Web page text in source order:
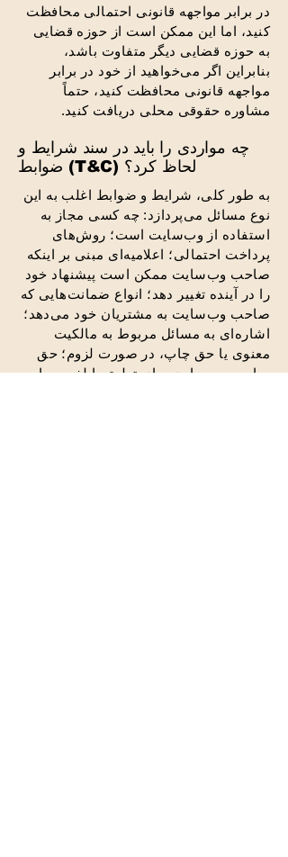
در برابر مواجهه قانونی احتمالی محافظت
کنید، اما این ممکن است از حوزه قضایی
به حوزه قضایی دیگر متفاوت باشد،
بنابراین اگر می‌خواهید از خود در برابر
مواجهه قانونی محافظت کنید، حتماً
مشاوره حقوقی محلی دریافت کنید.
چه مواردی را باید در سند شرایط و
ضوابط (T&C) لحاظ کرد؟
به طور کلی، شرایط و ضوابط اغلب به این
نوع مسائل می‌پردازد: چه کسی مجاز به
استفاده از وب‌سایت است؛ روش‌های
پرداخت احتمالی؛ اعلامیه‌ای مبنی بر اینکه
صاحب وب‌سایت ممکن است پیشنهاد خود
را در آینده تغییر دهد؛ انواع ضمانت‌هایی که
صاحب وب‌سایت به مشتریان خود می‌دهد؛
اشاره‌ای به مسائل مربوط به مالکیت
معنوی یا حق چاپ، در صورت لزوم؛ حق
صاحب وب‌سایت برای تعلیق یا لغو حساب